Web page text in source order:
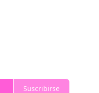
Suscribirse